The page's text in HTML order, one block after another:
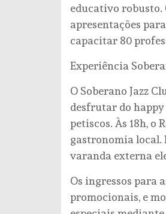
educativo robusto.
apresentações
capacitar 80
Experiência
O Soberano Jazz
desfrutar do happy
petiscos. Às 18h, o
gastronomia local.
varanda externa
Os ingressos para
promocionais, e